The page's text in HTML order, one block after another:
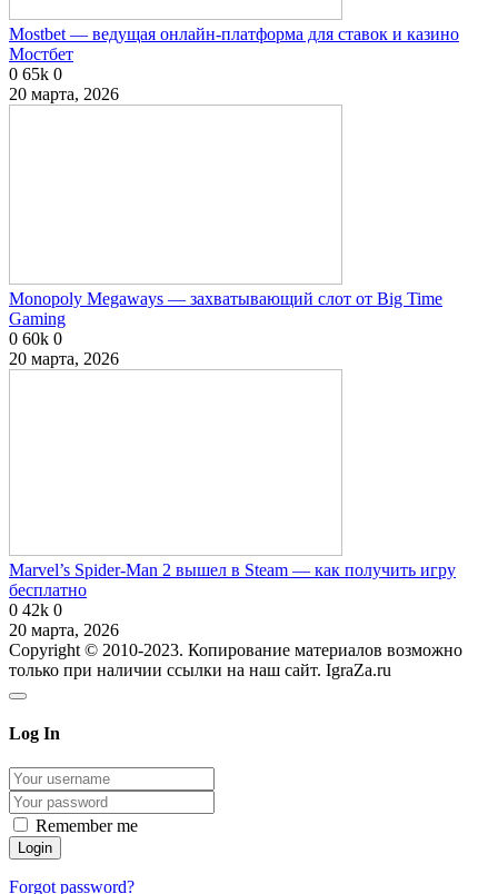
Mostbet — ведущая онлайн-платформа для ставок и казино
Мостбет
0 65k 0
20 марта, 2026
Monopoly Megaways — захватывающий слот от Big Time
Gaming
0 60k 0
20 марта, 2026
Marvel’s Spider-Man 2 вышел в Steam — как получить игру
бесплатно
0 42k 0
20 марта, 2026
Copyright © 2010-2023. Копирование материалов возможно
только при наличии ссылки на наш сайт. IgraZa.ru
Log In
Remember me
Forgot password?